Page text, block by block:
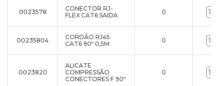
0023578
CONECTOR RJ-
FLEX CAT6 SAIDA
0
00235804
CORDÃO RJ45
CAT6 90º 0,5M
0
0023820
ALICATE
COMPRESSÃO
CONECTORES F 90º
0